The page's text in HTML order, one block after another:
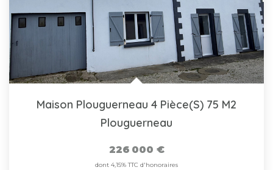
Maison Plouguerneau 4 Pièce(s) 75 M2
Plouguerneau
226 000 €
dont 4,15% TTC d'honoraires